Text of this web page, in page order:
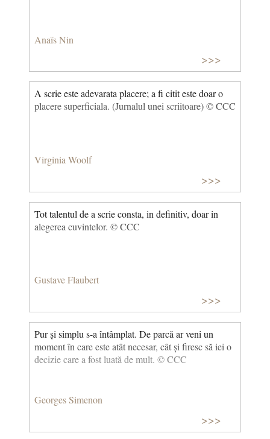
Anaïs Nin
>>>
A scrie este adevarata placere; a fi citit este doar o
placere superficiala. (Jurnalul unei scriitoare) © CCC
Virginia Woolf
>>>
Tot talentul de a scrie consta, in definitiv, doar in
alegerea cuvintelor. © CCC
Gustave Flaubert
>>>
Pur și simplu s-a întâmplat. De parcă ar veni un
moment în care este atât necesar, cât și firesc să iei o
decizie care a fost luată de mult. © CCC
Georges Simenon
>>>